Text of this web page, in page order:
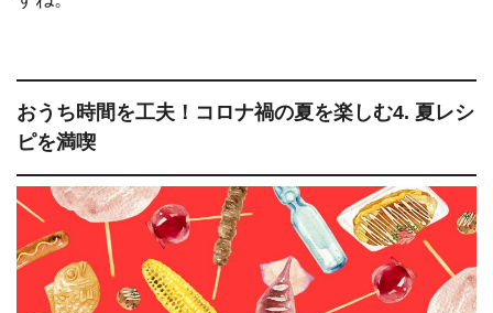
おうち時間を工夫！コロナ禍の夏を楽しむ4. 夏レシ
ピを満喫